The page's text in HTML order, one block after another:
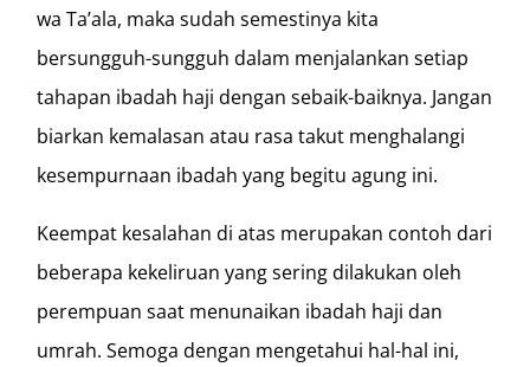
wa Ta’ala, maka sudah semestinya kita
bersungguh-sungguh dalam menjalankan setiap
tahapan ibadah haji dengan sebaik-baiknya. Jangan
biarkan kemalasan atau rasa takut menghalangi
kesempurnaan ibadah yang begitu agung ini.
Keempat kesalahan di atas merupakan contoh dari
beberapa kekeliruan yang sering dilakukan oleh
perempuan saat menunaikan ibadah haji dan
umrah. Semoga dengan mengetahui hal-hal ini,